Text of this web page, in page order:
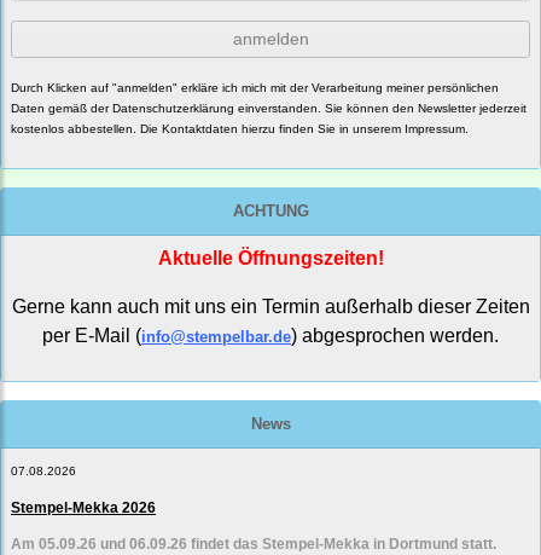
anmelden
Durch Klicken auf "anmelden" erkläre ich mich mit der Verarbeitung meiner persönlichen
Daten gemäß der Datenschutzerklärung einverstanden. Sie können den Newsletter jederzeit
kostenlos abbestellen. Die Kontaktdaten hierzu finden Sie in unserem Impressum.
ACHTUNG
Aktuelle Öffnungszeiten!
Gerne kann auch mit uns ein Termin außerhalb dieser Zeiten
per E-Mail (info@stempelbar.de) abgesprochen werden.
News
07.08.2026
Stempel-Mekka 2026
Am 05.09.26 und 06.09.26 findet das Stempel-Mekka in Dortmund statt.